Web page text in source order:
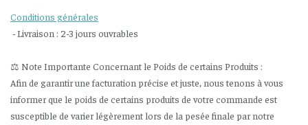
Conditions générales
- Livraison : 2-3 jours ouvrables
⚖️ Note Importante Concernant le Poids de certains Produits :
Afin de garantir une facturation précise et juste, nous tenons à vous
informer que le poids de certains produits de votre commande est
susceptible de varier légèrement lors de la pesée finale par notre